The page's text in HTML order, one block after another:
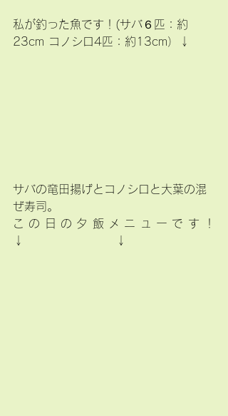
私が釣った魚です！(サバ６匹：約
23cm コノシロ4匹：約13cm）↓
サバの竜田揚げとコノシロと大葉の混
ぜ寿司。
この日の夕飯メニューです！
↓　　　　　　　　↓